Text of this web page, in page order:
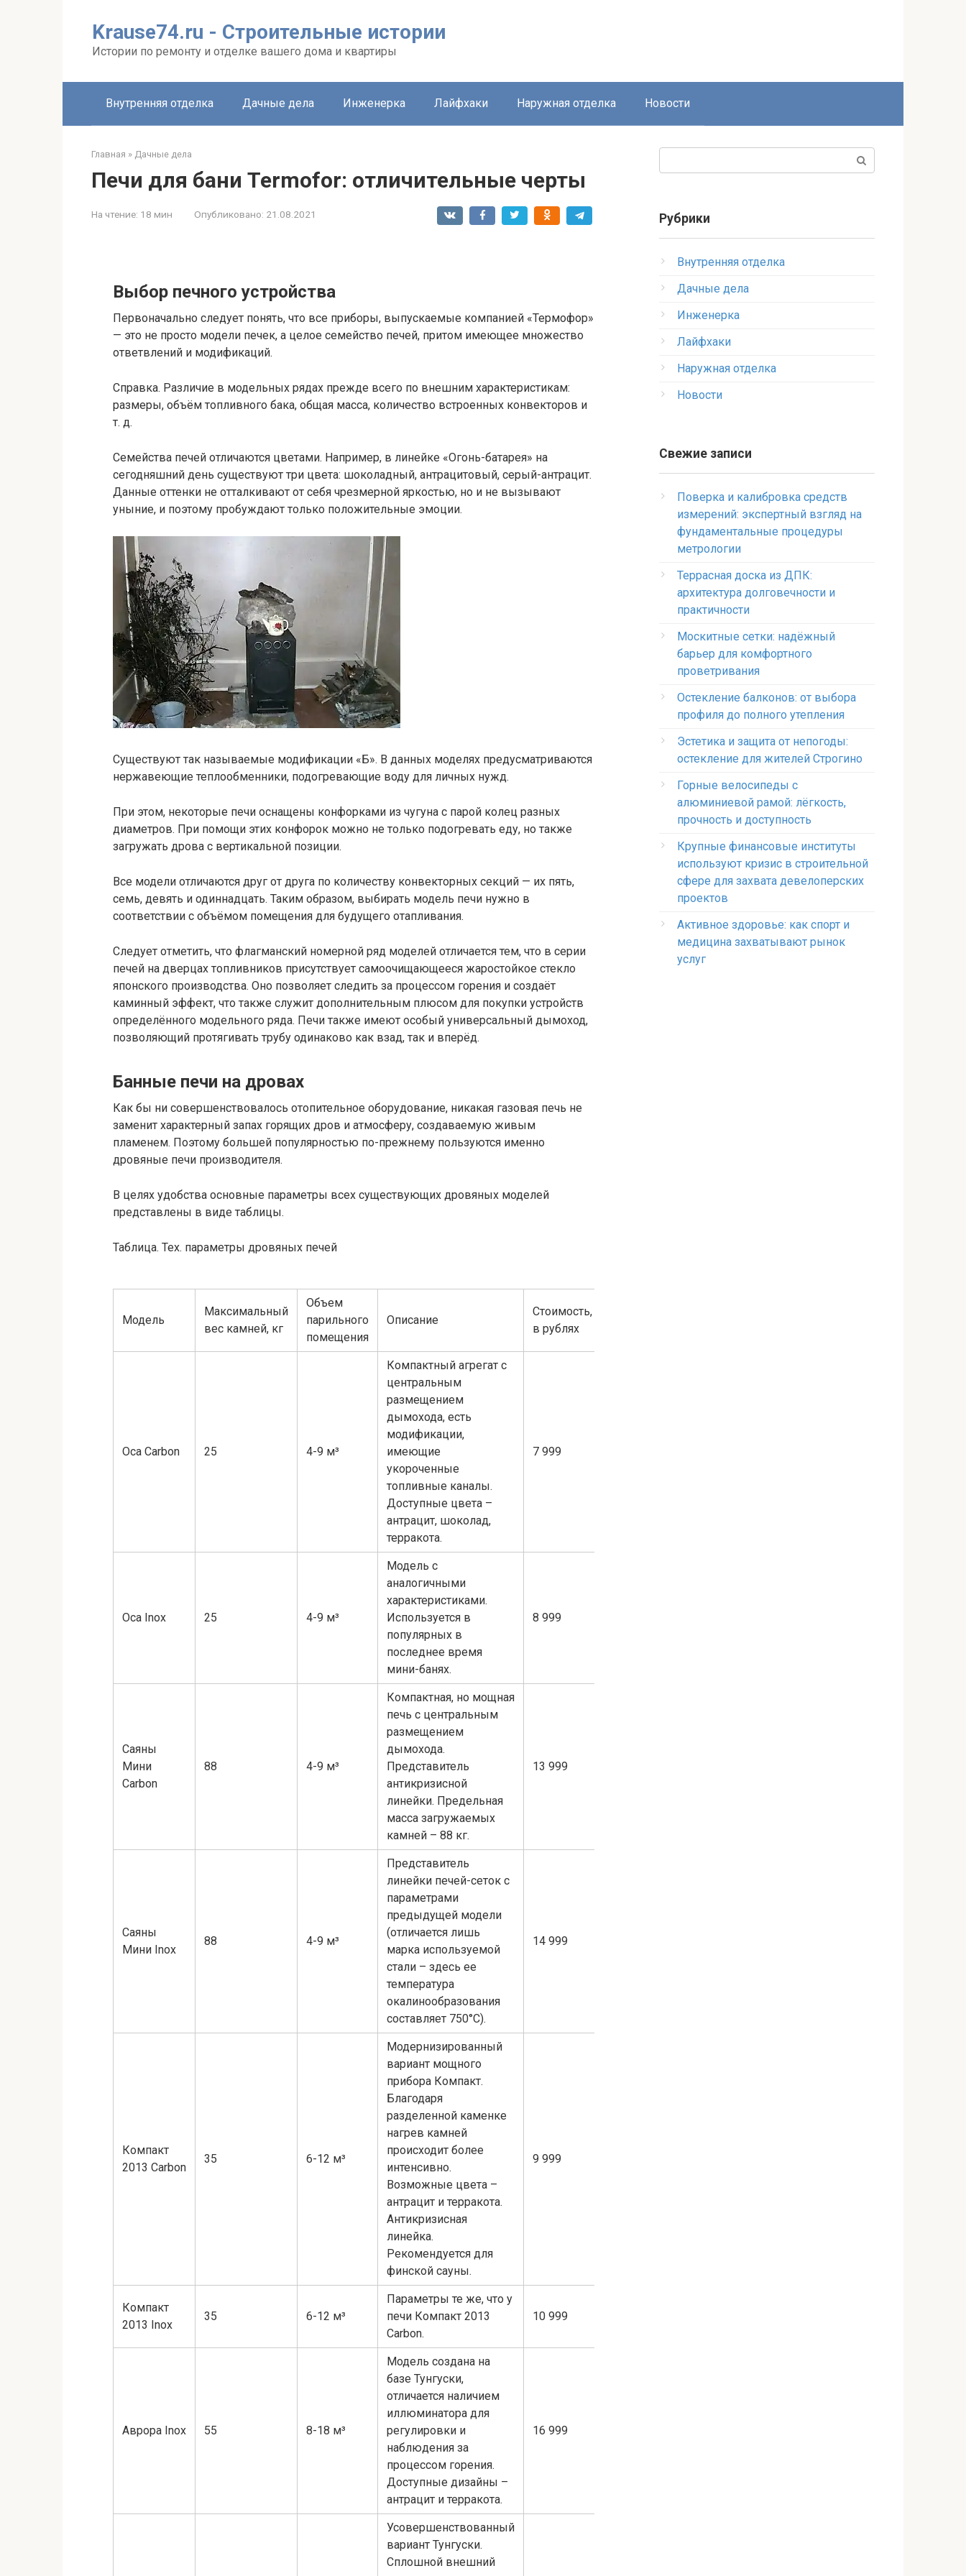
Krause74.ru - Строительные истории
Истории по ремонту и отделке вашего дома и квартиры
Внутренняя отделка Дачные дела Инженерка Лайфхаки Наружная отделка Новости
Главная » Дачные дела
Печи для бани Termofor: отличительные черты
На чтение: 18 мин Опубликовано: 21.08.2021
Выбор печного устройства
Первоначально следует понять, что все приборы, выпускаемые компанией «Термофор»
— это не просто модели печек, а целое семейство печей, притом имеющее множество
ответвлений и модификаций.
Справка. Различие в модельных рядах прежде всего по внешним характеристикам:
размеры, объём топливного бака, общая масса, количество встроенных конвекторов и
т. д.
Семейства печей отличаются цветами. Например, в линейке «Огонь-батарея» на
сегодняшний день существуют три цвета: шоколадный, антрацитовый, серый-антрацит.
Данные оттенки не отталкивают от себя чрезмерной яркостью, но и не вызывают
уныние, и поэтому пробуждают только положительные эмоции.
Существуют так называемые модификации «Б». В данных моделях предусматриваются
нержавеющие теплообменники, подогревающие воду для личных нужд.
При этом, некоторые печи оснащены конфорками из чугуна с парой колец разных
диаметров. При помощи этих конфорок можно не только подогревать еду, но также
загружать дрова с вертикальной позиции.
Все модели отличаются друг от друга по количеству конвекторных секций — их пять,
семь, девять и одиннадцать. Таким образом, выбирать модель печи нужно в
соответствии с объёмом помещения для будущего отапливания.
Следует отметить, что флагманский номерной ряд моделей отличается тем, что в серии
печей на дверцах топливников присутствует самоочищающееся жаростойкое стекло
японского производства. Оно позволяет следить за процессом горения и создаёт
каминный эффект, что также служит дополнительным плюсом для покупки устройств
определённого модельного ряда. Печи также имеют особый универсальный дымоход,
позволяющий протягивать трубу одинаково как взад, так и вперёд.
Банные печи на дровах
Как бы ни совершенствовалось отопительное оборудование, никакая газовая печь не
заменит характерный запах горящих дров и атмосферу, создаваемую живым
пламенем. Поэтому большей популярностью по-прежнему пользуются именно
дровяные печи производителя.
В целях удобства основные параметры всех существующих дровяных моделей
представлены в виде таблицы.
Таблица. Тех. параметры дровяных печей
Модель
Максимальный
вес камней, кг
Объем
парильного
помещения
Описание
Стоимость,
в рублях
Оса Carbon 25 4-9 м³
Компактный агрегат с
центральным
размещением
дымохода, есть
модификации,
имеющие
укороченные
топливные каналы.
Доступные цвета –
антрацит, шоколад,
терракота.
7 999
Оса Inox 25 4-9 м³
Модель с
аналогичными
характеристиками.
Используется в
популярных в
последнее время
мини-банях.
8 999
Саяны
Мини
Carbon
88 4-9 м³
Компактная, но мощная
печь с центральным
размещением
дымохода.
Представитель
антикризисной
линейки. Предельная
масса загружаемых
камней – 88 кг.
13 999
Саяны
Мини Inox
88 4-9 м³
Представитель
линейки печей-сеток с
параметрами
предыдущей модели
(отличается лишь
марка используемой
стали – здесь ее
температура
окалинообразования
составляет 750°С).
14 999
Компакт
2013 Carbon
35 6-12 м³
Модернизированный
вариант мощного
прибора Компакт.
Благодаря
разделенной каменке
нагрев камней
происходит более
интенсивно.
Возможные цвета –
антрацит и терракота.
Антикризисная
линейка.
Рекомендуется для
финской сауны.
9 999
Компакт
2013 Inox
35 6-12 м³
Параметры те же, что у
печи Компакт 2013
Carbon.
10 999
Аврора Inox 55 8-18 м³
Модель создана на
базе Тунгуски,
отличается наличием
иллюминатора для
регулировки и
наблюдения за
процессом горения.
Доступные дизайны –
антрацит и терракота.
16 999
Усовершенствованный
вариант Тунгуски.
Сплошной внешний
Рубрики
Внутренняя отделка
Дачные дела
Инженерка
Лайфхаки
Наружная отделка
Новости
Свежие записи
Поверка и калибровка средств
измерений: экспертный взгляд на
фундаментальные процедуры
метрологии
Террасная доска из ДПК:
архитектура долговечности и
практичности
Москитные сетки: надёжный
барьер для комфортного
проветривания
Остекление балконов: от выбора
профиля до полного утепления
Эстетика и защита от непогоды:
остекление для жителей Строгино
Горные велосипеды с
алюминиевой рамой: лёгкость,
прочность и доступность
Крупные финансовые институты
используют кризис в строительной
сфере для захвата девелоперских
проектов
Активное здоровье: как спорт и
медицина захватывают рынок
услуг